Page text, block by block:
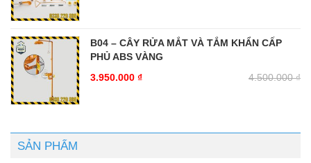
B04 – CÂY RỬA MẮT VÀ TẮM KHẨN CẤP
PHỦ ABS VÀNG
4.500.000₫
3.950.000 ₫
SẢN PHẨM